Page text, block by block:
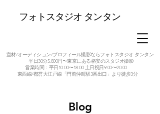
フォトスタジオ タンタン
宣材/オーディション/プロフィール撮影ならフォトスタジオ タンタン
平日30分5,800円〜東京にある格安のスタジオ撮影
営業時間：平日10:00〜18:00 土日祝日9:00〜20:00
東西線/都営大江戸線「門前仲町駅3番出口」より徒歩3分
Blog